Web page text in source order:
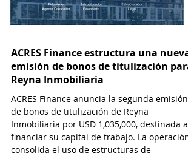
ACRES Finance estructura una nueva
emisión de bonos de titulización para
Reyna Inmobiliaria
ACRES Finance anuncia la segunda emisión
de bonos de titulización de Reyna
Inmobiliaria por USD 1,035,000, destinada a
financiar su capital de trabajo. La operación
consolida el uso de estructuras de